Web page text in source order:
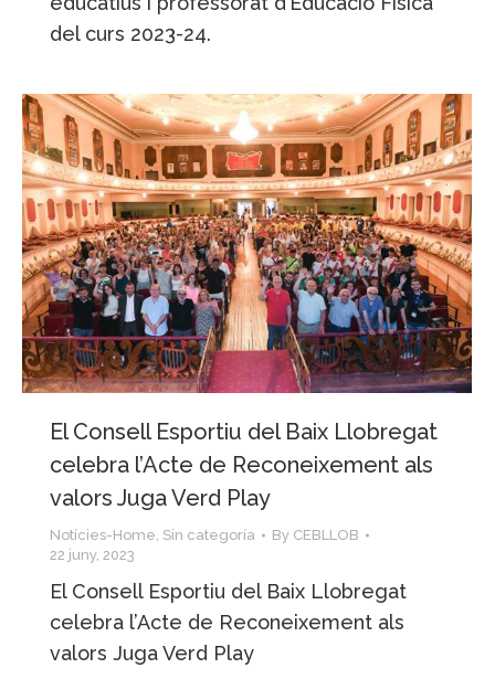
del curs 2023-24.
El Consell Esportiu del Baix Llobregat
celebra l’Acte de Reconeixement als
valors Juga Verd Play
Notícies-Home Sin categoría By CEBLLOB
22 juny, 2023
El Consell Esportiu del Baix Llobregat
celebra l’Acte de Reconeixement als
valors Juga Verd Play